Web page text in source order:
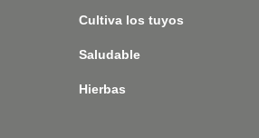
Cultiva los tuyos
Saludable
Hierbas